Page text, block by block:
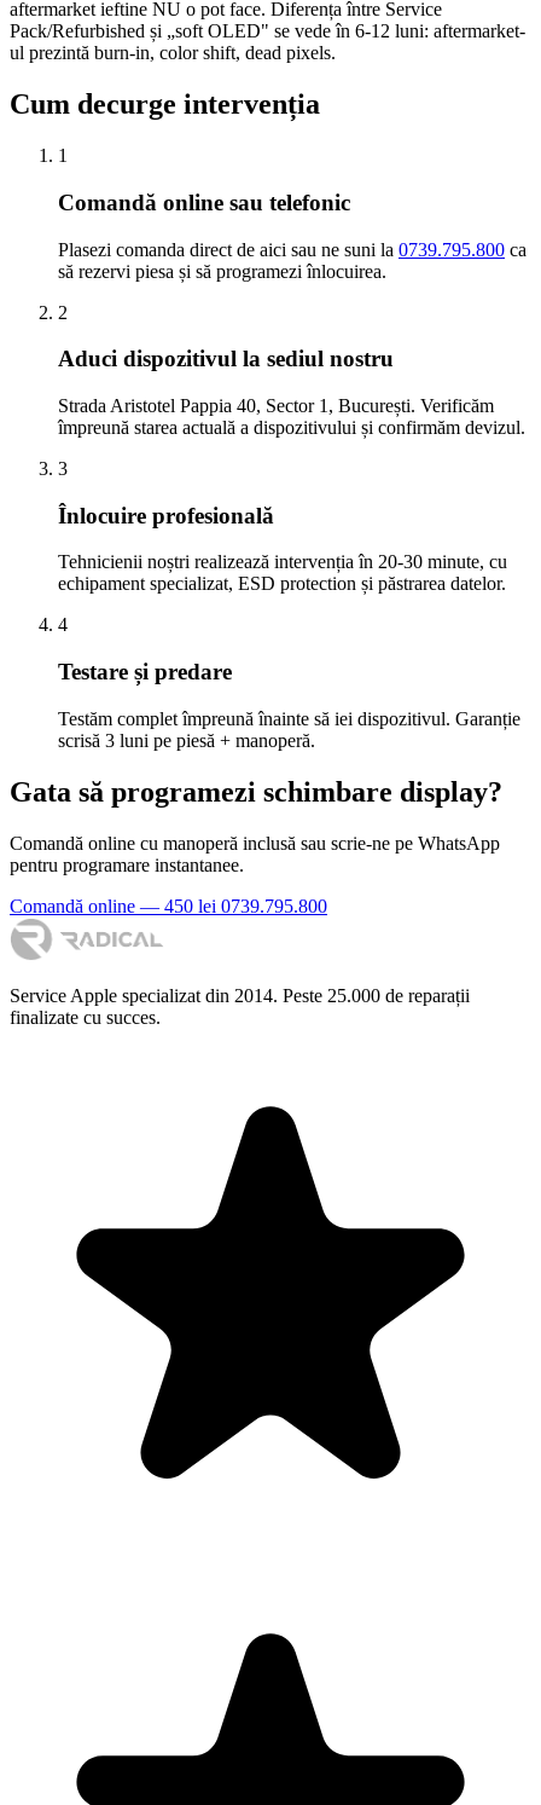
aftermarket ieftine NU o pot face. Diferența între Service
Pack/Refurbished și „soft OLED" se vede în 6-12 luni: aftermarket-
ul prezintă burn-in, color shift, dead pixels.
Cum decurge intervenția
1
Comandă online sau telefonic
Plasezi comanda direct de aici sau ne suni la 0739.795.800 ca
să rezervi piesa și să programezi înlocuirea.
2
Aduci dispozitivul la sediul nostru
Strada Aristotel Pappia 40, Sector 1, București. Verificăm
împreună starea actuală a dispozitivului și confirmăm devizul.
3
Înlocuire profesională
Tehnicienii noștri realizează intervenția în 20-30 minute, cu
echipament specializat, ESD protection și păstrarea datelor.
4
Testare și predare
Testăm complet împreună înainte să iei dispozitivul. Garanție
scrisă 3 luni pe piesă + manoperă.
Gata să programezi schimbare display?
Comandă online cu manoperă inclusă sau scrie-ne pe WhatsApp
pentru programare instantanee.
Comandă online — 450 lei 0739.795.800
Service Apple specializat din 2014. Peste 25.000 de reparații
finalizate cu succes.